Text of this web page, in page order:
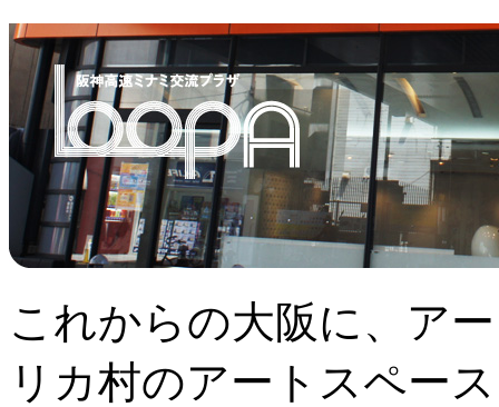
これからの大阪に、ア
リカ村のアートスペー